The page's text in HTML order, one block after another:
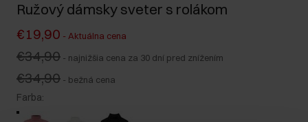
Ružový dámsky sveter s rolákom
€19,90 - Aktuálna cena
€34,90 - najnižšia cena za 30 dní pred znížením
€34,90 - bežná cena
Farba: